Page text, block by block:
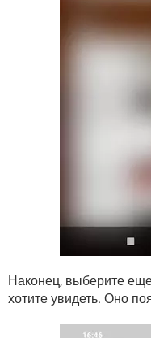
Наконец, выберите
хотите увидеть. Оно